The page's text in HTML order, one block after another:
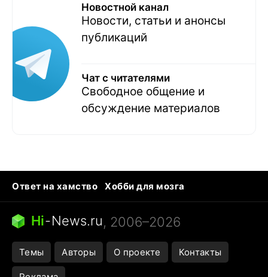
Новостной канал
Новости, статьи и анонсы
публикаций
Чат с читателями
Свободное общение и
обсуждение материалов
Ответ на хамство
Хобби для мозга
Бензин 100 vs 95
Тунцы в океанариуме
Следующая пандемия
Hi-News.ru, 2006–2026
Темы Авторы О проекте Контакты